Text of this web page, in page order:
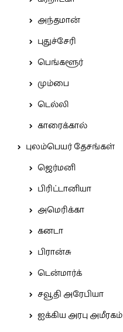
அந்தமான்
புதுச்சேரி
பெங்களூர்
மும்பை
டெல்லி
காரைக்கால்
புலம்பெயர் தேசங்கள்
ஜெர்மனி
பிரிட்டானியா
அமெரிக்கா
கனடா
பிரான்சு
டென்மார்க்
சவூதி அரேபியா
ஐக்கிய அரபு அமீரகம்